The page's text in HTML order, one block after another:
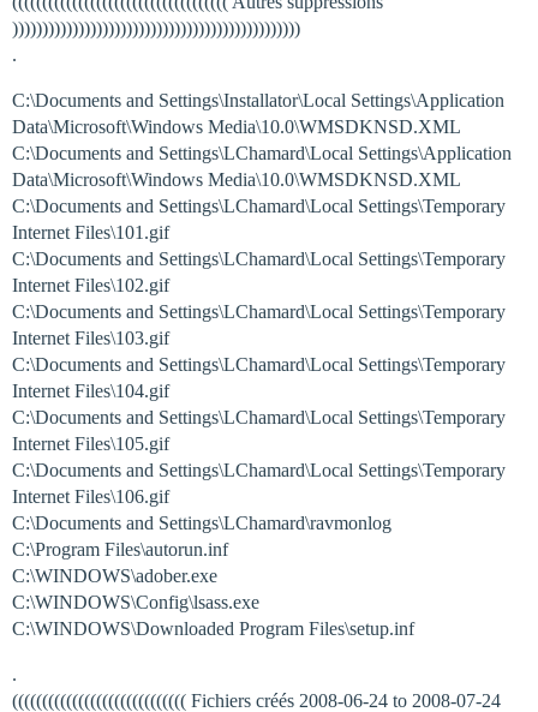
))))))))))))))))))))))))))))))))))))))))))))))))
.
C:\Documents and Settings\Installator\Local Settings\Application
Data\Microsoft\Windows Media\10.0\WMSDKNSD.XML
C:\Documents and Settings\LChamard\Local Settings\Application
Data\Microsoft\Windows Media\10.0\WMSDKNSD.XML
C:\Documents and Settings\LChamard\Local Settings\Temporary
Internet Files\101.gif
C:\Documents and Settings\LChamard\Local Settings\Temporary
Internet Files\102.gif
C:\Documents and Settings\LChamard\Local Settings\Temporary
Internet Files\103.gif
C:\Documents and Settings\LChamard\Local Settings\Temporary
Internet Files\104.gif
C:\Documents and Settings\LChamard\Local Settings\Temporary
Internet Files\105.gif
C:\Documents and Settings\LChamard\Local Settings\Temporary
Internet Files\106.gif
C:\Documents and Settings\LChamard\ravmonlog
C:\Program Files\autorun.inf
C:\WINDOWS\adober.exe
C:\WINDOWS\Config\lsass.exe
C:\WINDOWS\Downloaded Program Files\setup.inf
.
((((((((((((((((((((((((((((( Fichiers créés 2008-06-24 to 2008-07-24